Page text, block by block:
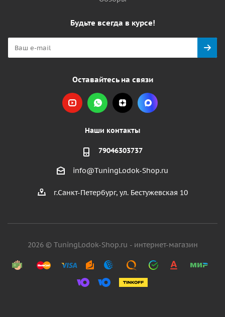
Будьте всегда в курсе!
Оставайтесь на связи
Наши контакты
79046303737
info@TuningLodok-Shop.ru
г.Санкт-Петербург, ул. Бестужевская 10
2026 © TuningLodok-Shop.ru - интернет-магазин